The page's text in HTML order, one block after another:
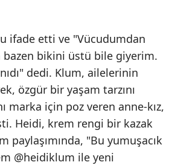
ifade etti ve "Vücudumdan
bazen bikini üstü bile giyerim.
dedi. Klum, ailelerinin
özgür bir yaşam tarzını
marka için poz veren anne-kız,
Heidi, krem rengi bir kazak
"Bu yumuşacık
@heidiklum ile yeni